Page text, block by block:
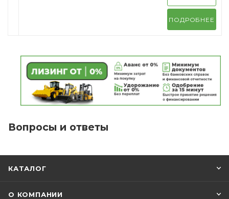
ПОДРОБНЕЕ
Вопросы и ответы
КАТАЛОГ
О КОМПАНИИ